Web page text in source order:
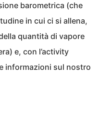
barometrica (che
in cui ci si allena,
quantità di vapore
e, con l’activity
informazioni sul nostro